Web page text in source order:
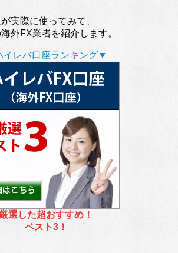
実際に使ってみて、
外FX業者を紹介します。
レバ口座ランキング▼
厳選した超おすすめ！
ベスト3！